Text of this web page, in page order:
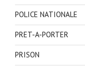
POLICE NATIONALE
PRET-A-PORTER
PRISON